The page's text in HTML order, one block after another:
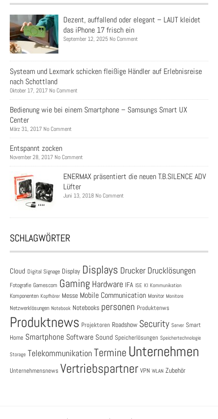
Dezent, auffallend oder elegant – LAUT kleidet
das iPhone 17 frisch ein
September 12, 2025 No Comment
Systeam und Lexmark schicken fleißige Händler auf Erlebnisreise
nach Schottland
Oktober 17, 2017 No Comment
Bedienung wie bei einem Smartphone – Samsungs Smart UX
Center
März 31, 2017 No Comment
Entspannt zocken
November 28, 2017 No Comment
ENERMAX präsentiert die neuen T.B.SILENCE ADV
Lüfter
Juni 13, 2018 No Comment
SCHLAGWÖRTER
Cloud Digital Signage Display Displays Drucker Drucklösungen
Fotografie Gamescom Gaming Hardware IFA ISE KI Kommunikation
Komponenten Kopfhörer Messe Mobile Communication Monitor Monitore
Netzwerklösungen Notebook Notebooks personen Produktenws
Produktnews Projektoren Roadshow Security Server Smart
Home Smartphone Software Sound Speicherlösungen Speichertechnologie
Storage Telekommunikation Termine Unternehmen
Unternehmensnews Vertriebspartner VPN WLAN Zubehör